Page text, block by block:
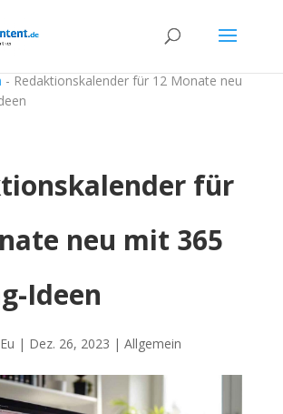
- Redaktionskalender für 12 Monate neu
für
neu mit 365
Ideen
| Dez. 26, 2023 | Allgemein